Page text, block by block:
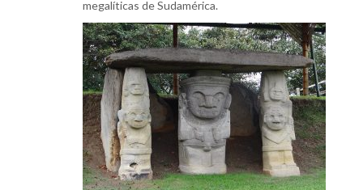
megalíticas de Sudamérica.